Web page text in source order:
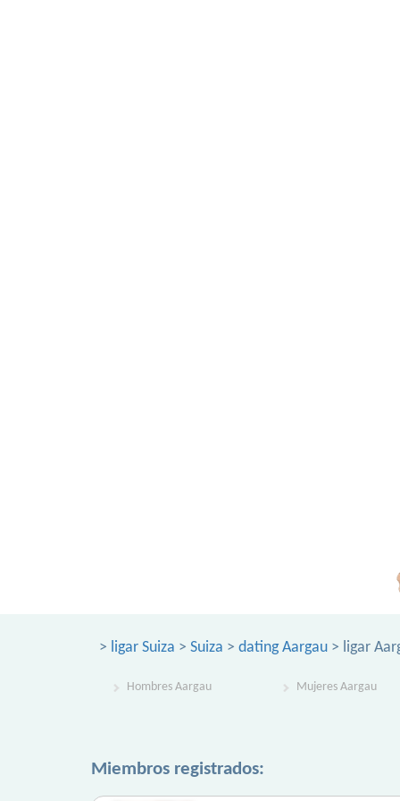
> ligar Suiza > Suiza > dating Aargau > ligar
Hombres Aargau Mujeres Aargau
Miembros registrados: